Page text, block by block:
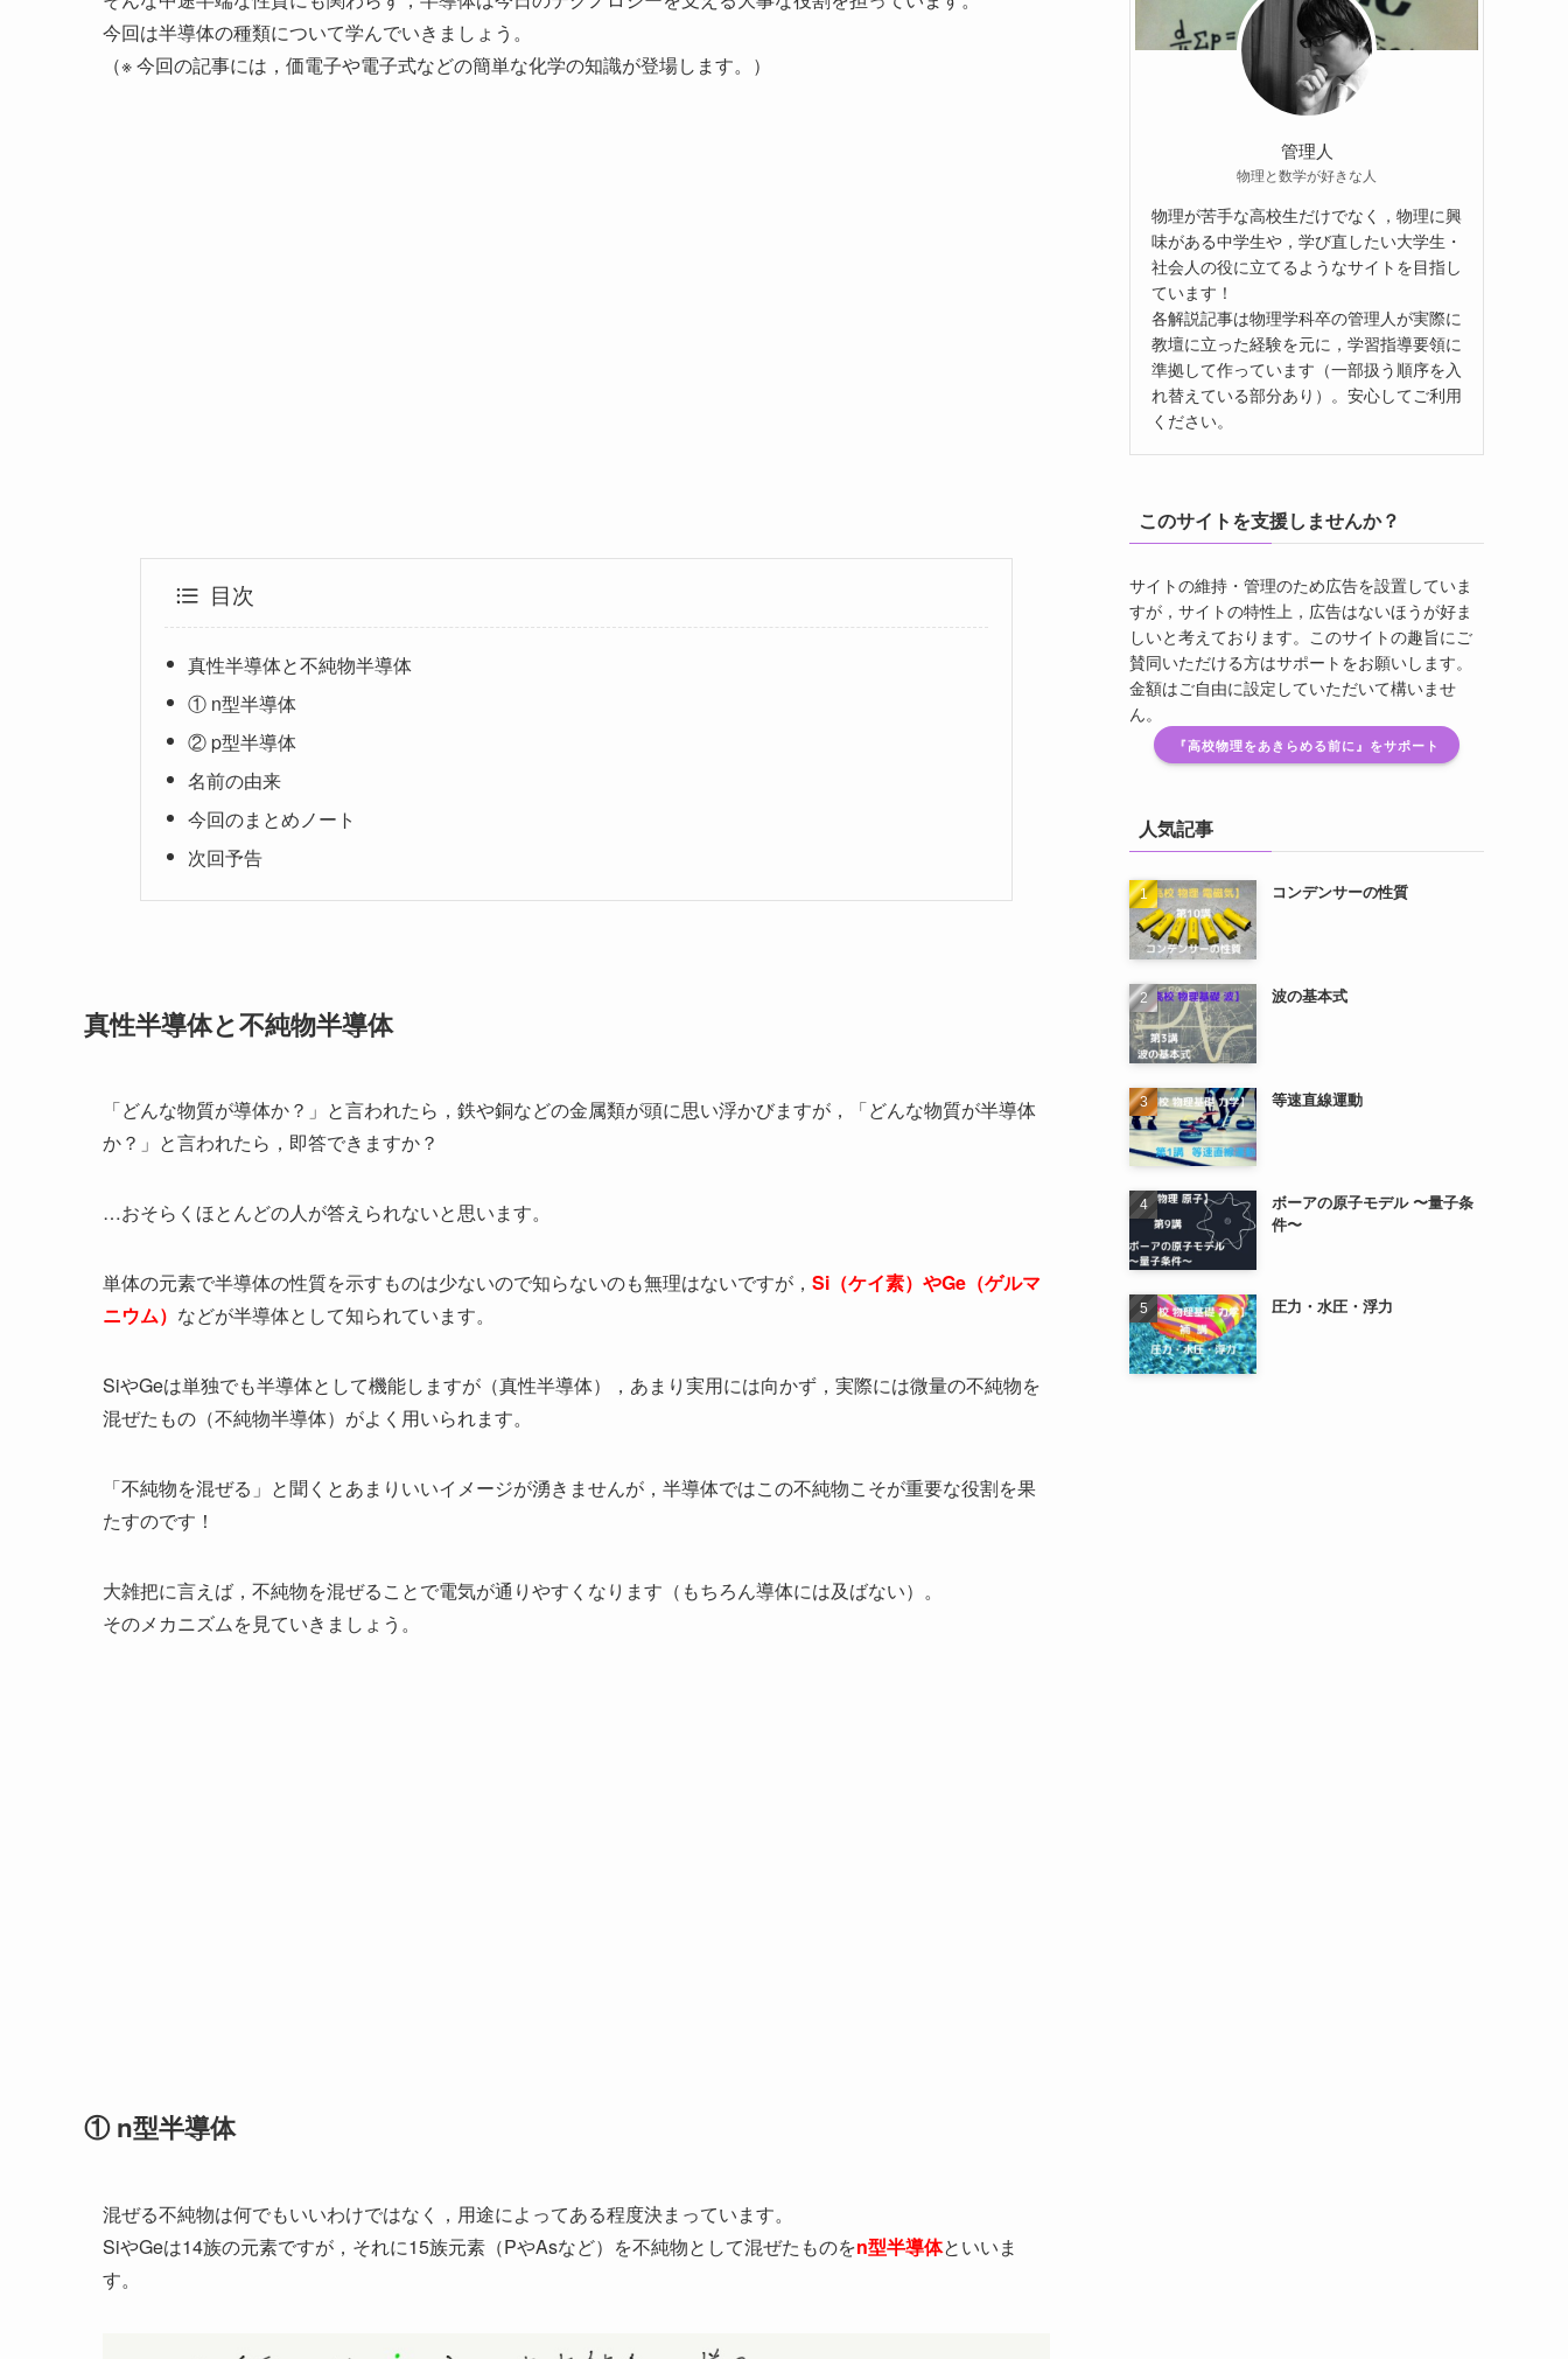
今回は半導体の種類について学んでいきましょう。
（※ 今回の記事には，価電子や電子式などの簡単な化学の知識が登場します。）
目次
真性半導体と不純物半導体
① n型半導体
② p型半導体
名前の由来
今回のまとめノート
次回予告
真性半導体と不純物半導体
「どんな物質が導体か？」と言われたら，鉄や銅などの金属類が頭に思い浮かびますが，「どんな物質が半導体
か？」と言われたら，即答できますか？
…おそらくほとんどの人が答えられないと思います。
単体の元素で半導体の性質を示すものは少ないので知らないのも無理はないですが， Si（ケイ素）やGe（ゲルマ
ニウム） などが半導体として知られています。
SiやGeは単独でも半導体として機能しますが（真性半導体），あまり実用には向かず，実際には微量の不純物を
混ぜたもの（不純物半導体）がよく用いられます。
「不純物を混ぜる」と聞くとあまりいいイメージが湧きませんが，半導体ではこの不純物こそが重要な役割を果
たすのです！
大雑把に言えば，不純物を混ぜることで電気が通りやすくなります（もちろん導体には及ばない）。
そのメカニズムを見ていきましょう。
① n型半導体
混ぜる不純物は何でもいいわけではなく，用途によってある程度決まっています。
SiやGeは14族の元素ですが，それに15族元素（PやAsなど）を不純物として混ぜたものをn型半導体といいま
す。
管理人
物理と数学が好きな人
物理が苦手な高校生だけでなく，物理に興
味がある中学生や，学び直したい大学生・
社会人の役に立てるようなサイトを目指し
ています！
各解説記事は物理学科卒の管理人が実際に
教壇に立った経験を元に，学習指導要領に
準拠して作っています（一部扱う順序を入
れ替えている部分あり）。安心してご利用
ください。
このサイトを支援しませんか？
サイトの維持・管理のため広告を設置していま
すが，サイトの特性上，広告はないほうが好ま
しいと考えております。このサイトの趣旨にご
賛同いただける方はサポートをお願いします。
金額はご自由に設定していただいて構いませ
ん。
『高校物理をあきらめる前に』をサポート
人気記事
コンデンサーの性質
波の基本式
等速直線運動
ボーアの原子モデル 〜量子条
件〜
圧力・水圧・浮力